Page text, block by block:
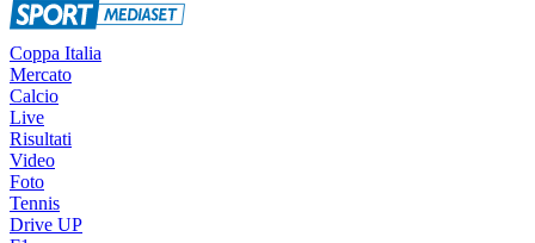
Coppa Italia
Mercato
Calcio
Live
Risultati
Video
Foto
Tennis
Drive UP